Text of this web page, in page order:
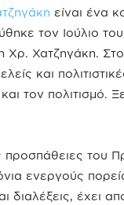
είναι ένα
τον Ιούλιο
Χρ. Χατζηγάκη.
και
τον πολιτισμό.
προσπάθειες του
ενεργούς
διαλέξεις, έχει